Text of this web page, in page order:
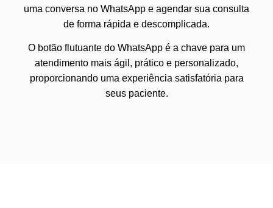
uma conversa no WhatsApp e agendar sua consulta
de forma rápida e descomplicada.
O botão flutuante do WhatsApp é a chave para um
atendimento mais ágil, prático e personalizado,
proporcionando uma experiência satisfatória para
seus paciente.